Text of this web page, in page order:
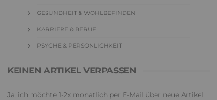
GESUNDHEIT & WOHLBEFINDEN
KARRIERE & BERUF
PSYCHE & PERSÖNLICHKEIT
KEINEN ARTIKEL VERPASSEN
Ja, ich möchte 1-2x monatlich per E-Mail über neue Artikel